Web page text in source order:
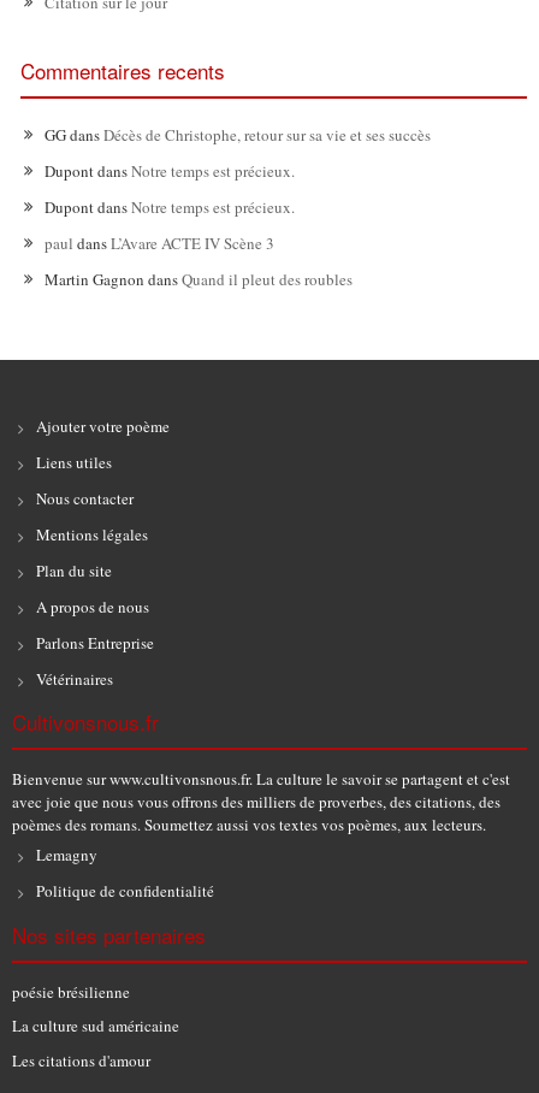
Commentaires recents
GGdansDécès de Christophe, retour sur sa vie et ses succès
DupontdansNotre temps est précieux.
DupontdansNotre temps est précieux.
paul dansL’Avare ACTE IV Scène 3
Martin Gagnon dansQuand il pleut des roubles
Ajouter votre poème
Liens utiles
Nous contacter
Mentions légales
Plan du site
A propos de nous
Parlons Entreprise
Vétérinaires
Cultivonsnous.fr
Bienvenue sur www.cultivonsnous.fr. La culture le savoir se partagent et c'est
avec joie que nous vous offrons des milliers de proverbes, des citations, des
poèmes des romans. Soumettez aussi vos textes vos poèmes, aux lecteurs.
Lemagny
Politique de confidentialité
Nos sites partenaires
poésie brésilienne
La culture sud américaine
Les citations d'amour